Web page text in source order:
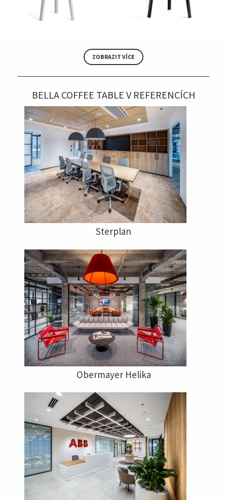
ZOBRAZIT VÍCE
BELLA COFFEE TABLE V REFERENCÍCH
Sterplan
Obermayer Helika